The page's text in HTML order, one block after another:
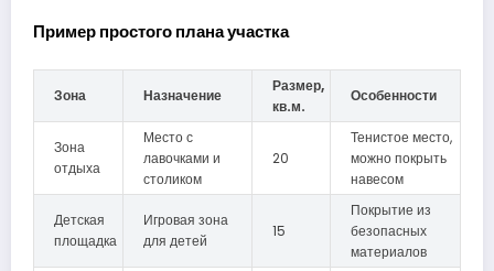
Пример простого плана участка
Зона Назначение
Размер,
кв.м.
Особенности
Зона
отдыха
Место с
лавочками и
столиком
20
Тенистое место,
можно покрыть
навесом
Детская
площадка
Игровая зона
для детей
15
Покрытие из
безопасных
материалов